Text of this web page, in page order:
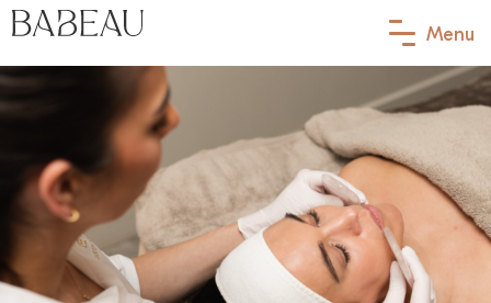
Behandelingen
Ik heb last van…
Babeau membership
Contact
Menu